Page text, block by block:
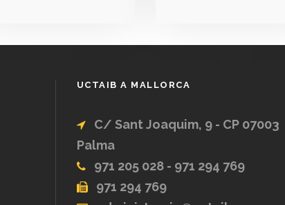
UCTAIB A MALLORCA
C/ Sant Joaquim, 9 - CP 07003
Palma
971 205 028 - 971 294 769
971 294 769